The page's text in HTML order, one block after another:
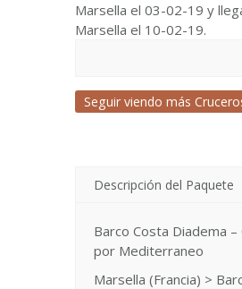
Marsella el 03-02-19 y
Marsella el 10-02-19.
Seguir viendo más
Descripción del Paquete
Barco Costa Diadema –
por Mediterraneo
Marsella (Francia) >